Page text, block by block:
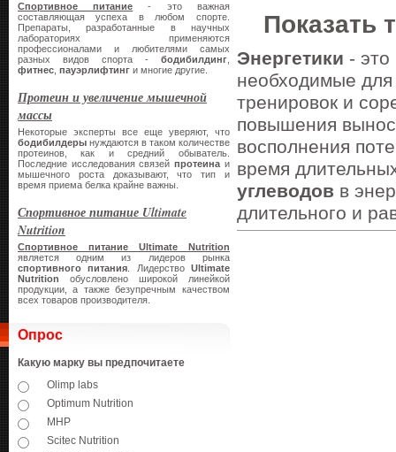
Спортивное питание - это важная
составляющая успеха в любом спорте.
Препараты, разработанные в научных
лабораториях применяются
профессионалами и любителями самых
разных видов спорта - бодибилдинг
фитнес пауэрлифтинг и многие другие.
Протеин и увеличение мышечной
массы
Некоторые эксперты все еще уверяют, что
бодибилдеры нуждаются в таком количестве
протеинов, как и средний обыватель.
Последние исследования связейпротеина и
мышечного роста доказывают, что тип и
время приема белка крайне важны.
Спортивное питание Ultimate
Nutrition
Спортивное питание Ultimate Nutrition
является одним из лидеров рынка
спортивного питания . ЛидерствоUltimate
Nutrition обусловлено широкой линейкой
продукции, а также безупречным качеством
всех товаров производителя.
Опрос
Какую марку вы предпочитаете
Olimp labs
Optimum Nutrition
MHP
Scitec Nutrition
Показать
Энергетики -
необходимые для
тренировок и
повышения
восполнения
время
углеводов в
длительного и